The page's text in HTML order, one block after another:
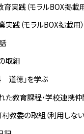
実践（モラルBOX掲載用
践（モラルBOX掲載用）
取組
道徳」を学ぶ
た教育課程・学校連携仲
教委の取組（利用しない